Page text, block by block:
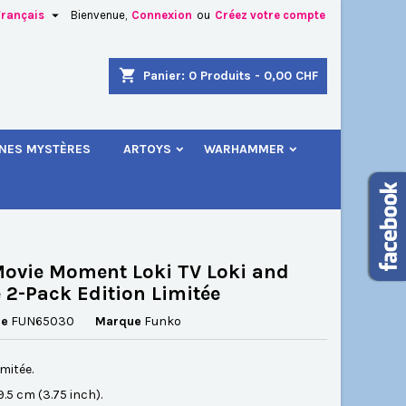
Bienvenue, Connexion ou Créez votre compte

shopping_cart Panier: 0 Produits - 0,00 CHF
MYSTÈRES ARTOYS WARHAMMER
Moment Loki TV Loki and
2-Pack Edition Limitée
FUN65030 Marque Funko
cm (3.75 inch).